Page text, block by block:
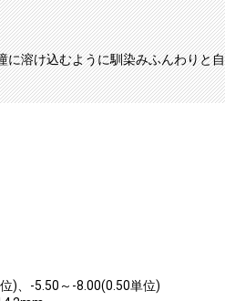
に溶け込むように馴染みふんわりと
)、-5.50～-8.00(0.50単位)